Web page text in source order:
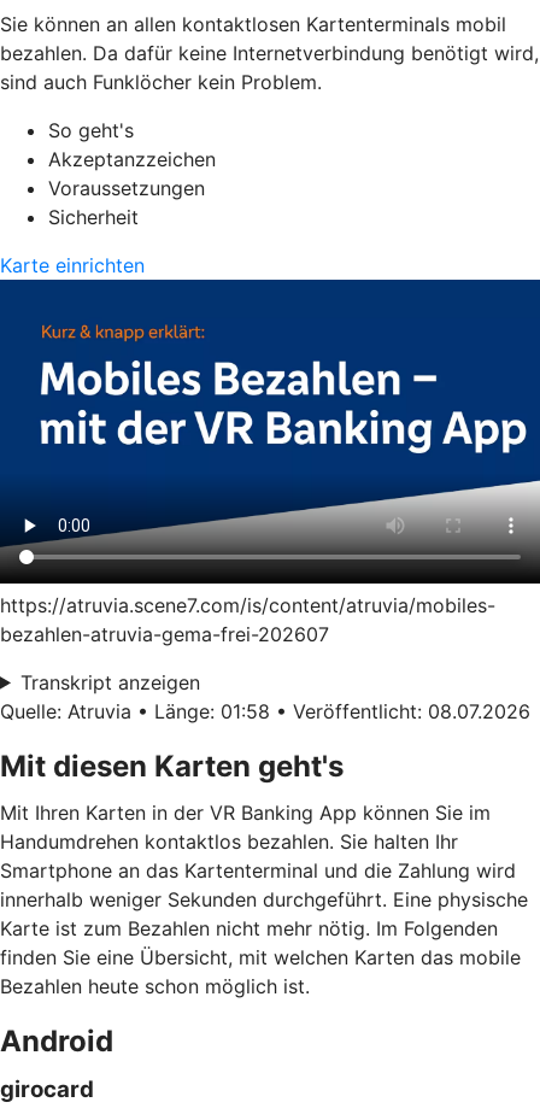
Sie können an allen kontaktlosen Kartenterminals mobil
bezahlen. Da dafür keine Internetverbindung benötigt wird,
sind auch Funklöcher kein Problem.
So geht's
Akzeptanzzeichen
Voraussetzungen
Sicherheit
Karte einrichten
https://atruvia.scene7.com/is/content/atruvia/mobiles-
bezahlen-atruvia-gema-frei-202607
Transkript anzeigen
Quelle: Atruvia • Länge: 01:58 • Veröffentlicht: 08.07.2026
Mit diesen Karten geht's
Mit Ihren Karten in der VR Banking App können Sie im
Handumdrehen kontaktlos bezahlen. Sie halten Ihr
Smartphone an das Kartenterminal und die Zahlung wird
innerhalb weniger Sekunden durchgeführt. Eine physische
Karte ist zum Bezahlen nicht mehr nötig. Im Folgenden
finden Sie eine Übersicht, mit welchen Karten das mobile
Bezahlen heute schon möglich ist.
Android
girocard